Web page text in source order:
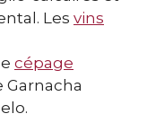
Les vins
cépage